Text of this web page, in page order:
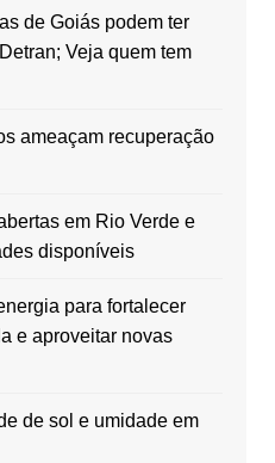
de Goiás podem ter
Veja quem tem
ameaçam recuperação
em Rio Verde e
disponíveis
para fortalecer
e aproveitar novas
de sol e umidade em